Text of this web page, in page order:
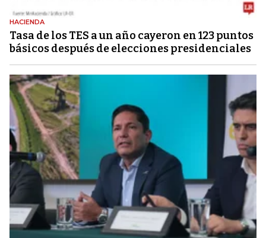
HACIENDA
Tasa de los TES a un año cayeron en 123 puntos
básicos después de elecciones presidenciales